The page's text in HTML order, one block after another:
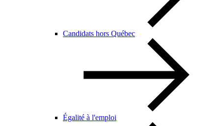
Candidats hors Québec
Égalité à l'emploi